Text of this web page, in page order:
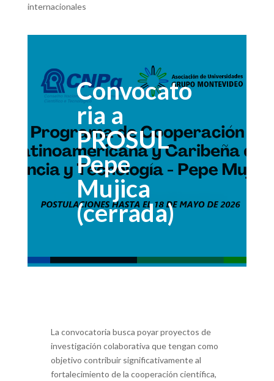
internacionales
Convocato
ria a
PROSUL
Pepe
Mujica
(cerrada)
La convocatoria busca poyar proyectos de
investigación colaborativa que tengan como
objetivo contribuir significativamente al
fortalecimiento de la cooperación científica,